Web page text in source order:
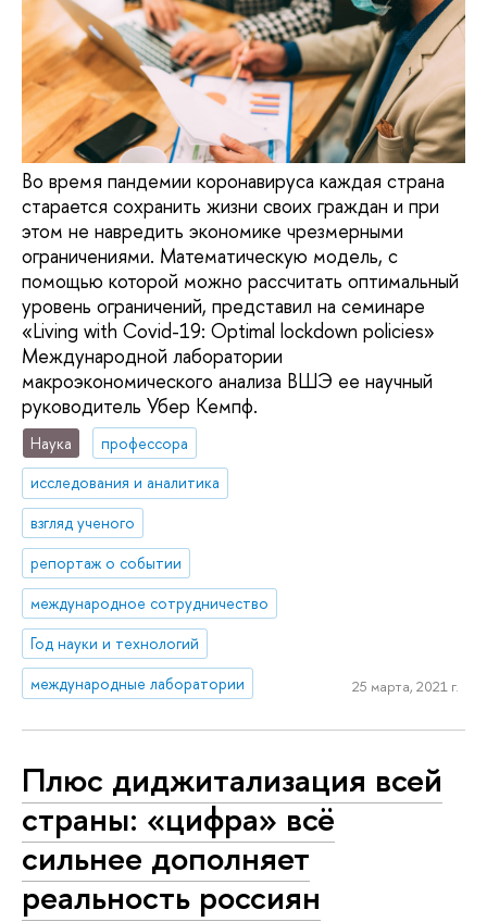
Во время пандемии коронавируса каждая страна
старается сохранить жизни своих граждан и при
этом не навредить экономике чрезмерными
ограничениями. Математическую модель, с
помощью которой можно рассчитать оптимальный
уровень ограничений, представил на семинаре
«Living with Covid-19: Optimal lockdown policies»
Международной лаборатории
макроэкономического анализа ВШЭ ее научный
руководитель Убер Кемпф.
Наука
профессора
исследования и аналитика
взгляд ученого
репортаж о событии
международное сотрудничество
Год науки и технологий
международные лаборатории
25 марта, 2021 г.
Плюс диджитализация всей
страны: «цифра» всё
сильнее дополняет
реальность россиян